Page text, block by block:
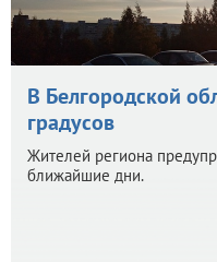
В Белгородской
градусов
Жителей региона
ближайшие дни.